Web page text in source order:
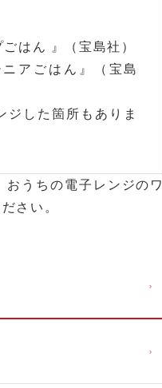
はん 』（宝島社）
アごはん』（宝島
した箇所もありま
うちの電子レンジのワ
さい。